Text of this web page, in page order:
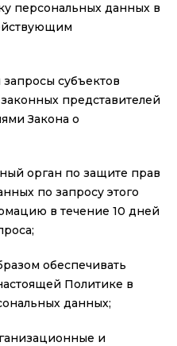
персональных данных в
субъектов
представителей
Закона о
орган по защите прав
по запросу этого
в течение 10 дней
обеспечивать
Политике в
данных;
и